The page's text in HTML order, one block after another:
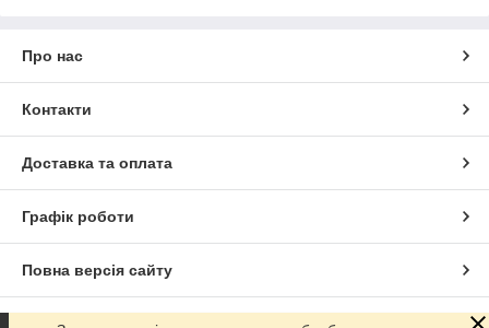
Про нас
Контакти
Доставка та оплата
Графік роботи
Повна версія сайту
Сайт створено на маркетплейсі Prom.ua